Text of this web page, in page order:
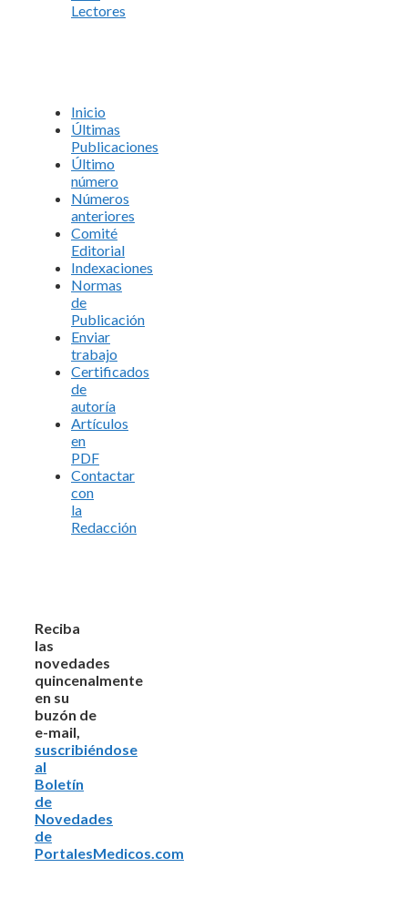
Lectores
Inicio
Últimas
Publicaciones
Último
número
Números
anteriores
Comité
Editorial
Indexaciones
Normas
de
Publicación
Enviar
trabajo
Certificados
de
autoría
Artículos
en
PDF
Contactar
con
la
Redacción
Reciba
las
novedades
quincenalmente
en su
buzón de
e-mail,
suscribiéndose
al
Boletín
de
Novedades
de
PortalesMedicos.com